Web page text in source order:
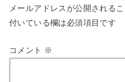
メールアドレスが公開される
付いている欄は必須項目です
コメント ※